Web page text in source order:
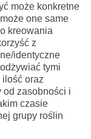
może konkretne
one same
kreowania
z
identyczne
tymi
ilość oraz
od zasobności i
czasie
grupy roślin